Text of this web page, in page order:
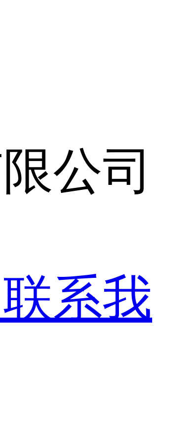
公司
联系我